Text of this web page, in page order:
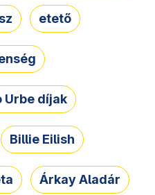
etető
Urbe díjak
Billie Eilish
Árkay Aladár